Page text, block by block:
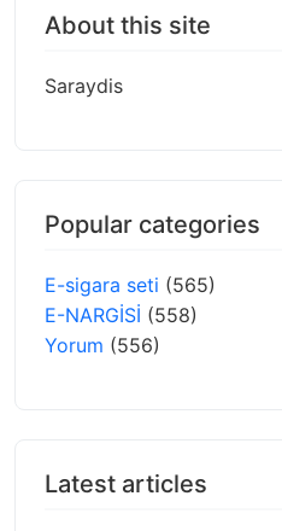
About this site
Saraydis
Popular categories
E-sigara seti (565)
E-NARGİSİ (558)
Yorum (556)
Latest articles